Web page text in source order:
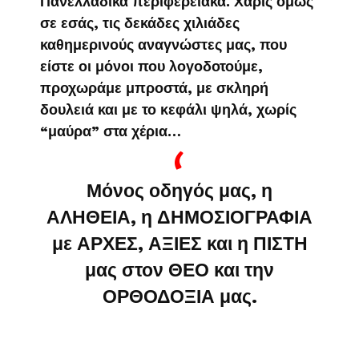
σε εσάς, τις δεκάδες χιλιάδες
καθημερινούς αναγνώστες μας, που
είστε οι μόνοι που λογοδοτούμε,
προχωράμε μπροστά, με σκληρή
δουλειά και με το κεφάλι ψηλά, χωρίς
“μαύρα” στα χέρια…
Μόνος οδηγός μας, η
ΑΛΗΘΕΙΑ, η ΔΗΜΟΣΙΟΓΡΑΦΙΑ
με ΑΡΧΕΣ, ΑΞΙΕΣ και η ΠΙΣΤΗ
μας στον ΘΕΟ και την
ΟΡΘΟΔΟΞΙΑ μας.